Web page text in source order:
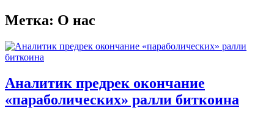
Метка: О нас
Аналитик предрек окончание
«параболических» ралли биткоина